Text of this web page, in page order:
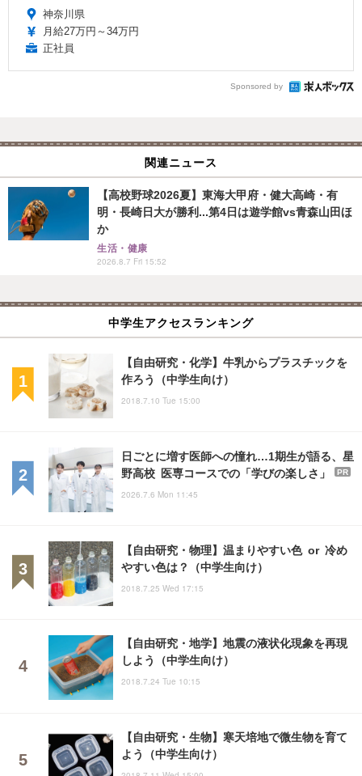
神奈川県
月給27万円～34万円
正社員
Sponsored by
関連ニュース
【高校野球2026夏】東海大甲府・健大高崎・有
明・長崎日大が勝利...第4日は遊学館vs青森山田ほ
か
生活・健康
2026.8.7 Fri 15:52
中学生アクセスランキング
【自由研究・化学】牛乳からプラスチックを
作ろう（中学生向け）
2018.7.10 Tue 15:00
日ごとに増す医師への憧れ…1期生が語る、星
野高校 医専コースでの「学びの楽しさ」
PR
2026.7.6 Mon 11:45
【自由研究・物理】温まりやすい色 or 冷め
やすい色は？（中学生向け）
2018.7.25 Wed 17:15
【自由研究・地学】地震の液状化現象を再現
しよう（中学生向け）
2018.7.24 Tue 10:15
【自由研究・生物】寒天培地で微生物を育て
よう（中学生向け）